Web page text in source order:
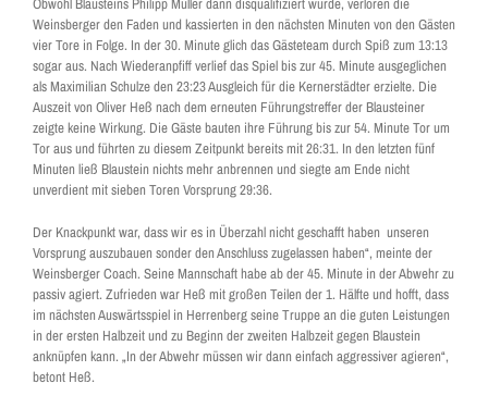
Weinsberger den Faden und kassierten in den nächsten Minuten von den Gästen
vier Tore in Folge. In der 30. Minute glich das Gästeteam durch Spiß zum 13:13
sogar aus. Nach Wiederanpfiff verlief das Spiel bis zur 45. Minute ausgeglichen
als Maximilian Schulze den 23:23 Ausgleich für die Kernerstädter erzielte. Die
Auszeit von Oliver Heß nach dem erneuten Führungstreffer der Blausteiner
zeigte keine Wirkung. Die Gäste bauten ihre Führung bis zur 54. Minute Tor um
Tor aus und führten zu diesem Zeitpunkt bereits mit 26:31. In den letzten fünf
Minuten ließ Blaustein nichts mehr anbrennen und siegte am Ende nicht
unverdient mit sieben Toren Vorsprung 29:36.
Der Knackpunkt war, dass wir es in Überzahl nicht geschafft haben unseren
Vorsprung auszubauen sonder den Anschluss zugelassen haben“, meinte der
Weinsberger Coach. Seine Mannschaft habe ab der 45. Minute in der Abwehr zu
passiv agiert. Zufrieden war Heß mit großen Teilen der 1. Hälfte und hofft, dass
im nächsten Auswärtsspiel in Herrenberg seine Truppe an die guten Leistungen
in der ersten Halbzeit und zu Beginn der zweiten Halbzeit gegen Blaustein
anknüpfen kann. „In der Abwehr müssen wir dann einfach aggressiver agieren“,
betont Heß.